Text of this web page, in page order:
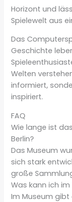
Horizont und
Spielewelt aus
Das
Geschichte
Welten
informiert,
inspiriert.
FAQ
Wie lange ist
Berlin?
Das Museum
sich stark
große
Was kann ich
Im Museum gibt